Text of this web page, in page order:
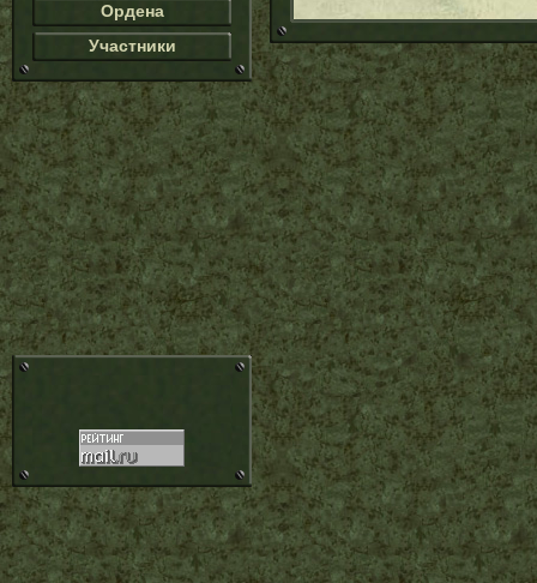
Ордена
Участники